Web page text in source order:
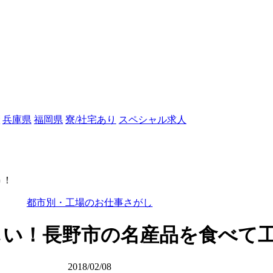
兵庫県 福岡県 寮/社宅あり スペシャル求人
都市別・工場のお仕事さがし
！長野市の名産品を食べて
2018/02/08